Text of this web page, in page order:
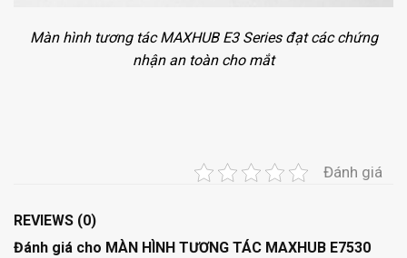
Màn hình tương tác MAXHUB E3 Series đạt các chứng
nhận an toàn cho mắt
Đánh giá
REVIEWS (0)
Đánh giá cho MÀN HÌNH TƯƠNG TÁC MAXHUB E7530